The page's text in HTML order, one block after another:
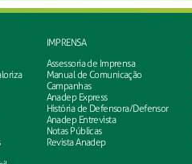
IMPRENSA
Assessoria de Imprensa
Manual de Comunicação
Campanhas
Anadep Express
História de Defensora/Defensor
Anadep Entrevista
Notas Públicas
Revista Anadep